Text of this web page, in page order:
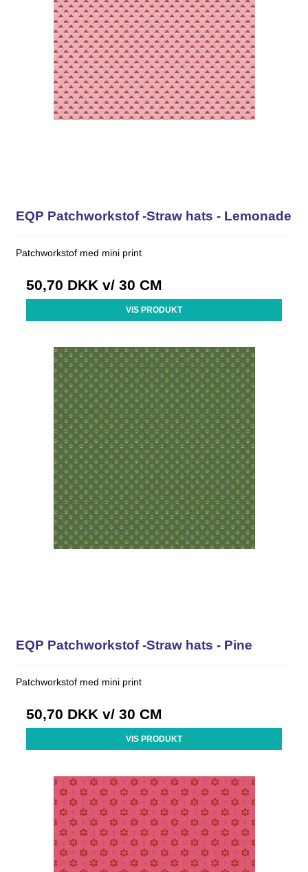
EQP Patchworkstof -Straw hats - Lemonade
Patchworkstof med mini print
50,70 DKK v/ 30 CM
VIS PRODUKT
EQP Patchworkstof -Straw hats - Pine
Patchworkstof med mini print
50,70 DKK v/ 30 CM
VIS PRODUKT